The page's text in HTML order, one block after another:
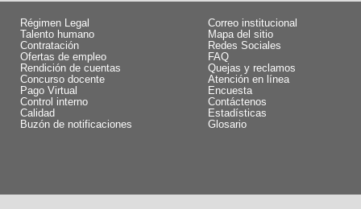
Régimen Legal
Talento humano
Contratación
Ofertas de empleo
Rendición de cuentas
Concurso docente
Pago Virtual
Control interno
Calidad
Buzón de notificaciones
Correo institucional
Mapa del sitio
Redes Sociales
FAQ
Quejas y reclamos
Atención en línea
Encuesta
Contáctenos
Estadísticas
Glosario